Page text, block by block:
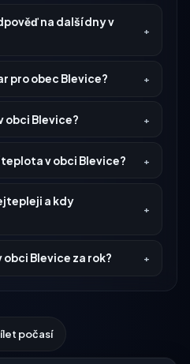
na další dny v
pro obec Blevice?
obci Blevice?
v obci Blevice?
a kdy
obci Blevice za rok?
počasí